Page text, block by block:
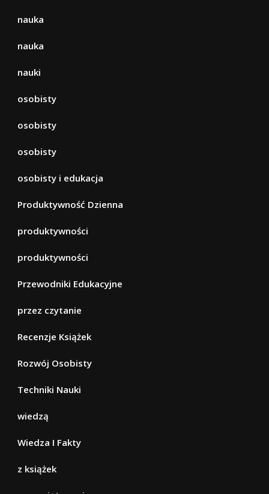
nauka
nauka
nauki
osobisty
osobisty
osobisty
osobisty i edukacja
Produktywność Dzienna
produktywności
produktywności
Przewodniki Edukacyjne
przez czytanie
Recenzje Książek
Rozwój Osobisty
Techniki Nauki
wiedzą
Wiedza I Fakty
z książek